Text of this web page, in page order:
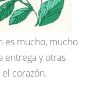
es mucho, mucho
entrega y otras
corazón.